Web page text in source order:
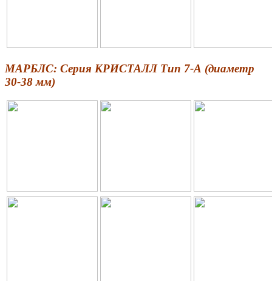
МАРБЛС: Серия КРИСТАЛЛ Тип 7-А (диаметр
30-38 мм)